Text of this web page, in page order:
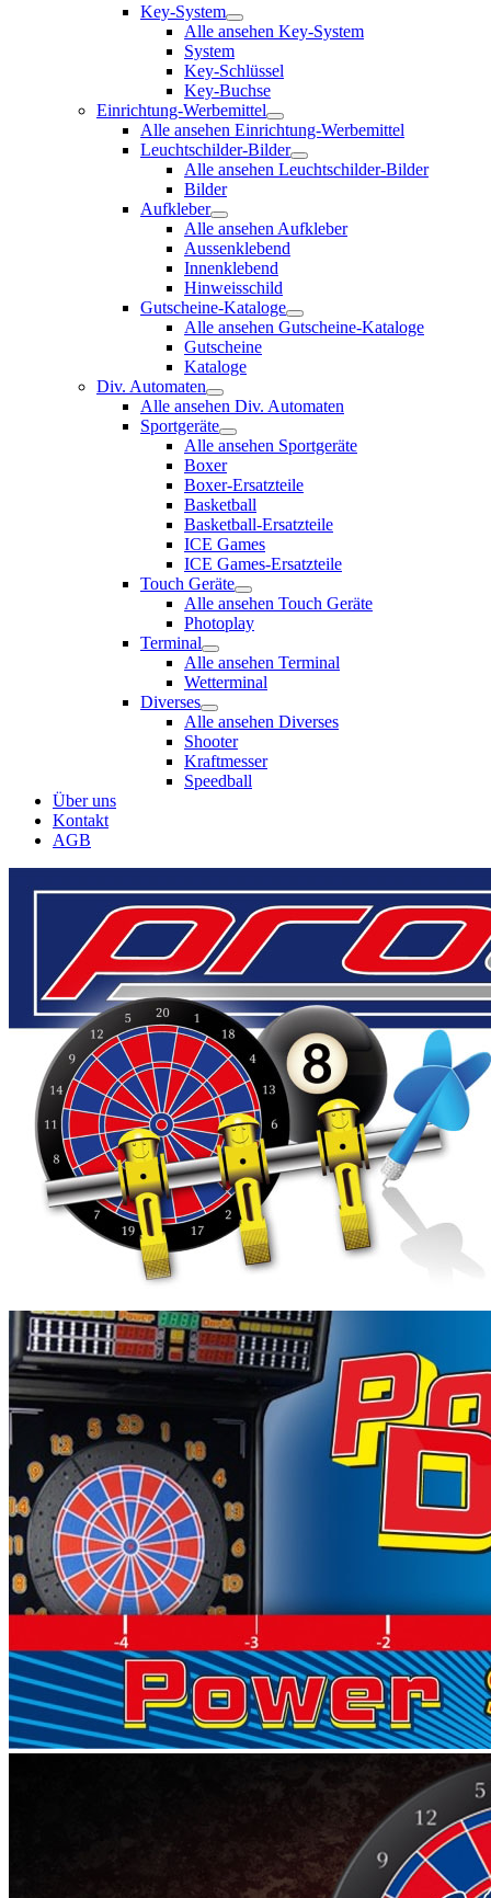
Key-System
Alle ansehen Key-System
System
Key-Schlüssel
Key-Buchse
Einrichtung-Werbemittel
Alle ansehen Einrichtung-Werbemittel
Leuchtschilder-Bilder
Alle ansehen Leuchtschilder-Bilder
Bilder
Aufkleber
Alle ansehen Aufkleber
Aussenklebend
Innenklebend
Hinweisschild
Gutscheine-Kataloge
Alle ansehen Gutscheine-Kataloge
Gutscheine
Kataloge
Div. Automaten
Alle ansehen Div. Automaten
Sportgeräte
Alle ansehen Sportgeräte
Boxer
Boxer-Ersatzteile
Basketball
Basketball-Ersatzteile
ICE Games
ICE Games-Ersatzteile
Touch Geräte
Alle ansehen Touch Geräte
Photoplay
Terminal
Alle ansehen Terminal
Wetterminal
Diverses
Alle ansehen Diverses
Shooter
Kraftmesser
Speedball
Über uns
Kontakt
AGB